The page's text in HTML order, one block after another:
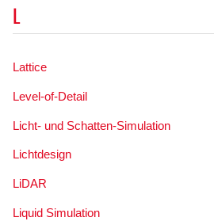
L
Lattice
Level-of-Detail
Licht- und Schatten-Simulation
Lichtdesign
LiDAR
Liquid Simulation